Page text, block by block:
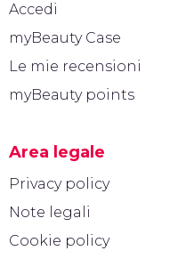
Accedi
myBeauty Case
Le mie recensioni
myBeauty points
Area legale
Privacy policy
Note legali
Cookie policy